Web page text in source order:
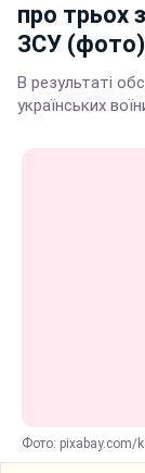
про трьох
ЗСУ (фото)
В результаті
українських
Фото: pixabay.com/